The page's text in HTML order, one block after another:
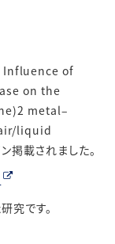
Influence of
on the
metal–
liquid
掲載されました。
究です。